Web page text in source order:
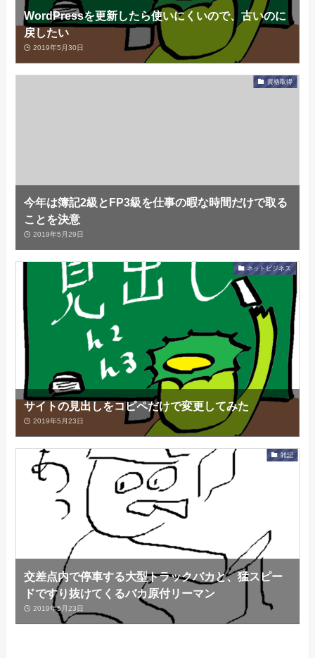
WordPressを更新したら使いにくいので、古いのに
戻したい
2019年5月30日
資格取得
今年は簿記2級とFP3級を仕事の暇な時間だけで取る
ことを決意
2019年5月29日
ネットビジネス
サイトの見出しをコピペだけで変更してみた
2019年5月23日
雑記
交差点内で停車する大型トラックバカと、猛スピー
ドですり抜けてくるバカ原付リーマン
2019年5月23日